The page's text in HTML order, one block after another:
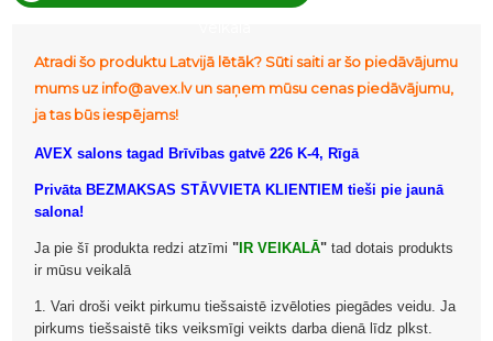
Atradi šo produktu Latvijā lētāk? Sūti saiti ar šo piedāvājumu
mums uz info@avex.lv un saņem mūsu cenas piedāvājumu,
ja tas būs iespējams!
AVEX salons tagad Brīvības gatvē 226 K-4, Rīgā
Privāta BEZMAKSAS STĀVVIETA KLIENTIEM tieši pie jaunā
salona!
Ja pie šī produkta redzi atzīmi " IR VEIKALĀ" tad dotais produkts
ir mūsu veikalā
1. Vari droši veikt pirkumu tiešsaistē izvēloties piegādes veidu. Ja
pirkums tiešsaistē tiks veiksmīgi veikts darba dienā līdz plkst.